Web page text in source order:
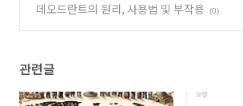
동은?
(0)
데오드란트의 원리, 사용법 및 부작용 (0)
관련글